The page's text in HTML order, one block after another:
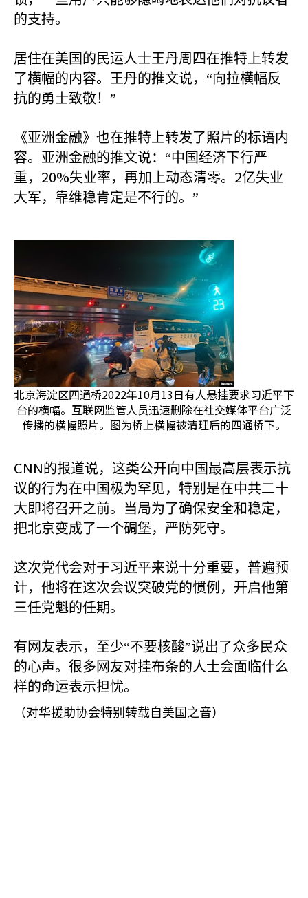
的支持。
居住在美国的民运人士王丹周四在推特上转发
了横幅的内容。王丹的推文说，“向拉横幅反
抗的勇士致敬！”
《亚洲金融》也在推特上转发了照片的标语内
容。亚洲金融的推文说：“中国经济下行严
重， 20%失业率，再加上动态清零。 2亿失业
大军，靠维稳肯定是不行的。”
北京海淀区四通桥2022年10月13日有人悬挂要求习近平下
台的横幅。互联网监管人员迅速删除在社交媒体平台广泛
传播的横幅照片。图为桥上横幅被清理后的四通桥下。
CNN的报道说，这类公开向中国最高层表示抗
议的行为在中国极为罕见，特别是在中共二十
大即将召开之前。当局为了确保安全和稳定，
把北京变成了一个碉堡，严防死守。
这次党代会对于习近平来说十分重要，普遍预
计，他将在这次会议突破党的惯例，开启他第
三任党魁的任期。
有网友表示，至少“不要核酸”说出了众多民众
的心声。很多网友对挂布条的人士会面临什么
样的命运表示担忧。
（对华援助协会特别转载自美国之音）